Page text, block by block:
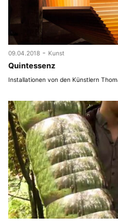
09.04.2018 - Kunst
Quintessenz
Installationen von den Künstlern